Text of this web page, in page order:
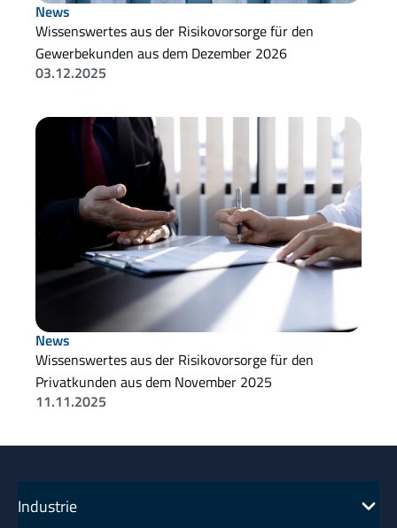
News
Wissenswertes aus der Risikovorsorge für den
Gewerbekunden aus dem Dezember 2026
03.12.2025
News
Wissenswertes aus der Risikovorsorge für den
Privatkunden aus dem November 2025
11.11.2025
Industrie